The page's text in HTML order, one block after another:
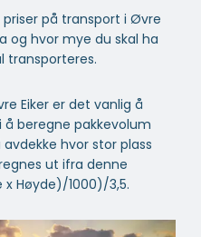
på transport i Øvre
og hvor mye du skal ha
transporteres.
Eiker er det vanlig å
beregne pakkevolum
hvor stor plass
ut ifra denne
Høyde)/1000)/3,5.